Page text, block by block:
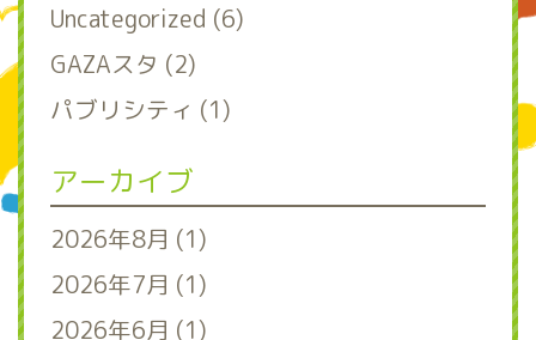
Uncategorized (6)
GAZAスタ (2)
パブリシティ (1)
アーカイブ
2026年8月 (1)
2026年7月 (1)
2026年6月 (1)